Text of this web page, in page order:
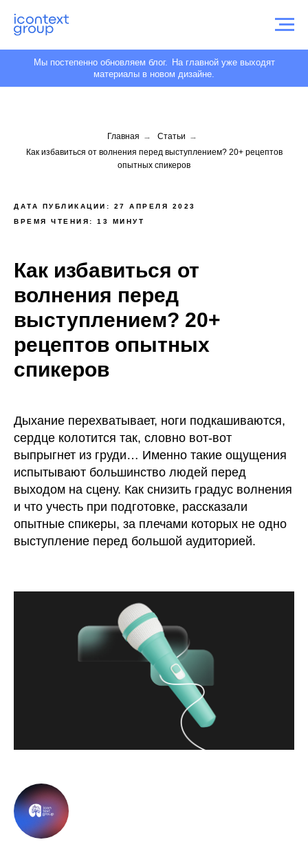
Мы постепенно обновляем блог. На главной уже выходят
материалы в новом дизайне.
Главная → Статьи →
Как избавиться от волнения перед выступлением? 20+ рецептов
опытных спикеров
ДАТА ПУБЛИКАЦИИ: 27 АПРЕЛЯ 2023
ВРЕМЯ ЧТЕНИЯ: 13 МИНУТ
Как избавиться от
волнения перед
выступлением? 20+
рецептов опытных
спикеров
Дыхание перехватывает, ноги подкашиваются,
сердце колотится так, словно вот-вот
выпрыгнет из груди… Именно такие ощущения
испытывают большинство людей перед
выходом на сцену. Как снизить градус волнения
и что учесть при подготовке, рассказали
опытные спикеры, за плечами которых не одно
выступление перед большой аудиторией.